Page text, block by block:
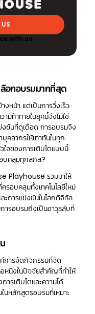
with us
อกอบรมมากที่สุด
งหน้า แต่เป็นการวิ่งเร็ว
ท้าทายในยุคนี้จึงไม่ใช่
งขันที่ดุเดือด การอบรมจึง
คลากรให้เท่าทันในทุก
ใจของการเติบโตแบบนี้
อบคลุมทุกสกิล?
Playhouse รวมมาให้
อบคลุมทั้งเทคโนโลยีใหม่
ะการแข่งขันในโลกดิจิทัล
ารอบรมถึงเป็นอาวุธลับที่
การจัดกิจกรรมที่จัด
หนึ่งในปัจจัยสำคัญที่ทำให้
ารเติบโตและความได้
นหลักสูตรอบรมที่เหมาะ